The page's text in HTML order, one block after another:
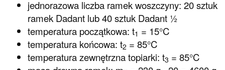
jednorazowa liczba ramek woszczyny: 20 sztuk
ramek Dadant lub 40 sztuk Dadant ½
temperatura początkowa: t1 = 15°C
temperatura końcowa: t2 = 85°C
temperatura zewnętrzna topiarki: t3 = 85°C